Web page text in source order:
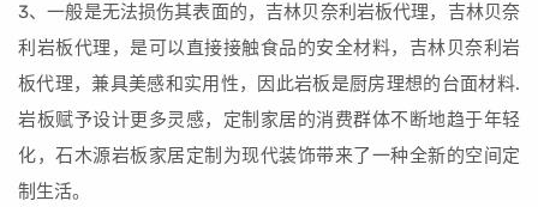
3、一般是无法损伤其表面的，吉林贝奈利岩板代理，吉林贝奈
利岩板代理，是可以直接接触食品的安全材料，吉林贝奈利岩
板代理，兼具美感和实用性，因此岩板是厨房理想的台面材料.
岩板赋予设计更多灵感，定制家居的消费群体不断地趋于年轻
化，石木源岩板家居定制为现代装饰带来了一种全新的空间定
制生活。